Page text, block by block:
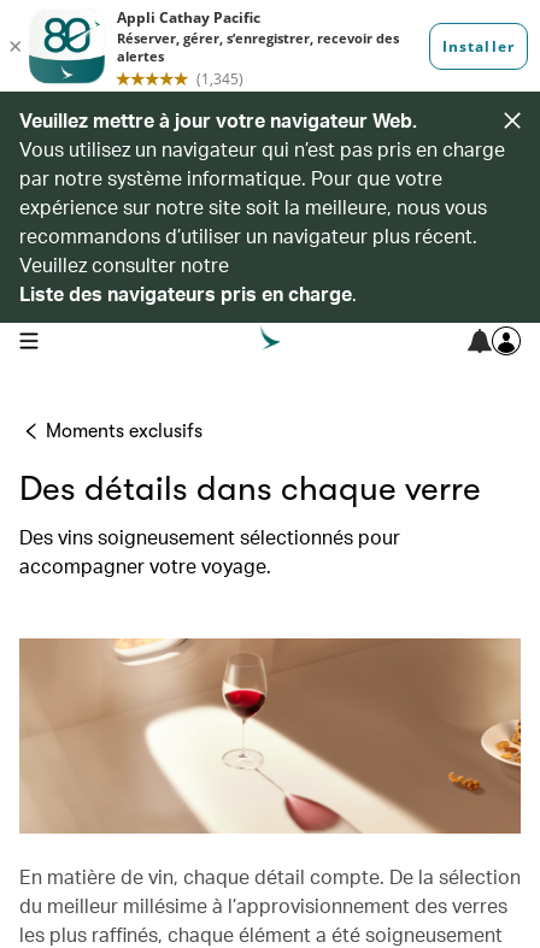
Veuillez mettre à jour votre navigateur Web.
Vous utilisez un navigateur qui n’est pas pris en charge
par notre système informatique. Pour que votre
expérience sur notre site soit la meilleure, nous vous
recommandons d’utiliser un navigateur plus récent.
Veuillez consulter notre
Liste des navigateurs pris en charge.
open navigation menu
Moments exclusifs
Des détails dans chaque verre
Des vins soigneusement sélectionnés pour
accompagner votre voyage.
En matière de vin, chaque détail compte. De la sélection
du meilleur millésime à l’approvisionnement des verres
les plus raffinés, chaque élément a été soigneusement